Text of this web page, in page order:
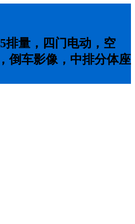
排量，四门电动，空
倒车影像，中排分体座